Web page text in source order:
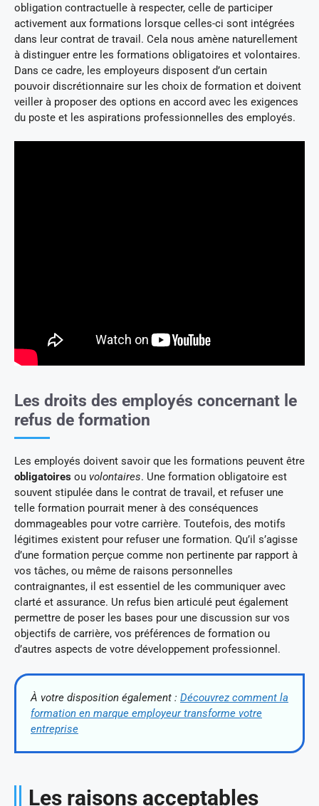
obligation contractuelle à respecter, celle de participer
activement aux formations lorsque celles-ci sont intégrées
dans leur contrat de travail. Cela nous amène naturellement
à distinguer entre les formations obligatoires et volontaires.
Dans ce cadre, les employeurs disposent d’un certain
pouvoir discrétionnaire sur les choix de formation et doivent
veiller à proposer des options en accord avec les exigences
du poste et les aspirations professionnelles des employés.
Les droits des employés concernant le
refus de formation
Les employés doivent savoir que les formations peuvent être
obligatoires ou volontaires. Une formation obligatoire est
souvent stipulée dans le contrat de travail, et refuser une
telle formation pourrait mener à des conséquences
dommageables pour votre carrière. Toutefois, des motifs
légitimes existent pour refuser une formation. Qu’il s’agisse
d’une formation perçue comme non pertinente par rapport à
vos tâches, ou même de raisons personnelles
contraignantes, il est essentiel de les communiquer avec
clarté et assurance. Un refus bien articulé peut également
permettre de poser les bases pour une discussion sur vos
objectifs de carrière, vos préférences de formation ou
d’autres aspects de votre développement professionnel.
À votre disposition également : Découvrez comment la
formation en marque employeur transforme votre
entreprise
Les raisons acceptables